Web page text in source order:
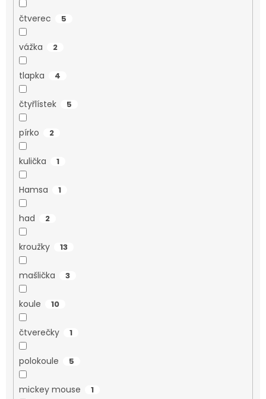
čtverec 5
vážka 2
tlapka 4
čtyřlístek 5
pírko 2
kulička 1
Hamsa 1
had 2
kroužky 13
mašlička 3
koule 10
čtverečky 1
polokoule 5
mickey mouse 1